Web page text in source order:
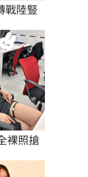
戰陸豎
裸照搶